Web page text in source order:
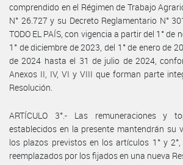
comprendido en el Régimen de Trabajo
N° 26.727 y su Decreto Reglamentario N°
TODO EL PAÍS, con vigencia a partir del 1° de
1° de diciembre de 2023, del 1° de enero de
de 2024 hasta el 31 de julio de 2024,
Anexos II, IV, VI y VIII que forman parte
Resolución.
ARTÍCULO 3°.- Las remuneraciones y
establecidos en la presente mantendrán su
los plazos previstos en los artículos 1° y
reemplazados por los fijados en una nueva